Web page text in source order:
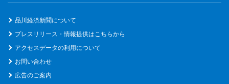
品川経済新聞について
プレスリリース・情報提供はこちらから
アクセスデータの利用について
お問い合わせ
広告のご案内